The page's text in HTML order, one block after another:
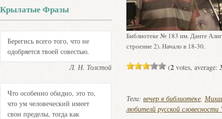
Библиотеке № 183 им. Данте
строение 2). Начало в 18-30.
(2votes, average:
Теги: вечер в библиотеке,
любителй русской словесности
Крылатые Фразы
Берегись всего того, что не
одобряется твоей совестью.
Л. Н. Толстой
Что особенно обидно, это то,
что ум человеческий имеет
свои пределы, тогда как